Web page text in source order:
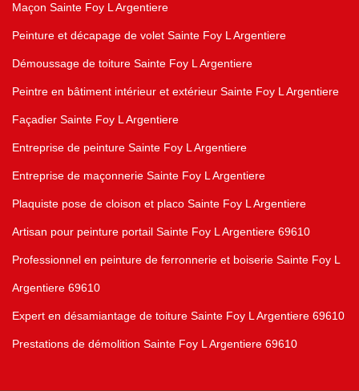
Maçon Sainte Foy L Argentiere
Peinture et décapage de volet Sainte Foy L Argentiere
Démoussage de toiture Sainte Foy L Argentiere
Peintre en bâtiment intérieur et extérieur Sainte Foy L Argentiere
Façadier Sainte Foy L Argentiere
Entreprise de peinture Sainte Foy L Argentiere
Entreprise de maçonnerie Sainte Foy L Argentiere
Plaquiste pose de cloison et placo Sainte Foy L Argentiere
Artisan pour peinture portail Sainte Foy L Argentiere 69610
Professionnel en peinture de ferronnerie et boiserie Sainte Foy L
Argentiere 69610
Expert en désamiantage de toiture Sainte Foy L Argentiere 69610
Prestations de démolition Sainte Foy L Argentiere 69610